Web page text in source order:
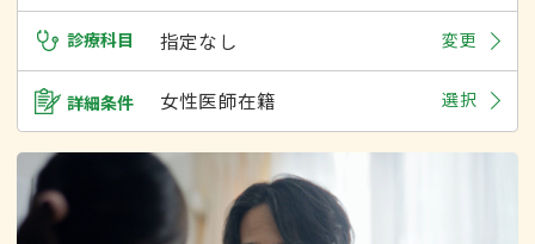
診療科目 指定なし 変更
詳細条件 女性医師在籍 選択